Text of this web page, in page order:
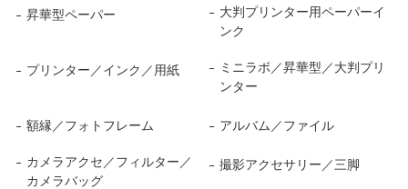
昇華型ペーパー
大判プリンター用ペーパーイ
ンク
プリンター／インク／用紙
ミニラボ／昇華型／大判プリ
ンター
額縁／フォトフレーム アルバム／ファイル
カメラアクセ／フィルター／
カメラバッグ
撮影アクセサリー／三脚